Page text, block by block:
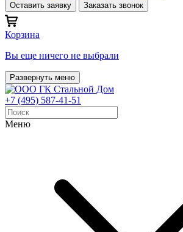
Оставить заявку Заказать звонок
Корзина
Вы еще ничего не выбрали
Развернуть меню
+7 (495) 587-41-51
Меню